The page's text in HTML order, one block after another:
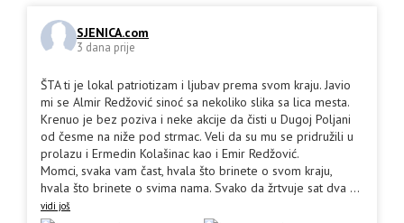
SJENICA.com
3 dana prije
ŠTA ti je lokal patriotizam i ljubav prema svom kraju. Javio
mi se Almir Redžović sinoć sa nekoliko slika sa lica mesta.
Krenuo je bez poziva i neke akcije da čisti u Dugoj Poljani
od česme na niže pod strmac. Veli da su mu se pridružili u
prolazu i Ermedin Kolašinac kao i Emir Redžović.
Momci, svaka vam čast, hvala što brinete o svom kraju,
hvala što brinete o svima nama. Svako da žrtvuje sat dva ...
vidi još